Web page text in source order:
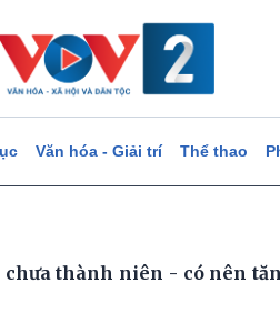
Văn hóa - Giải trí Thể thao
chưa thành niên - có nên